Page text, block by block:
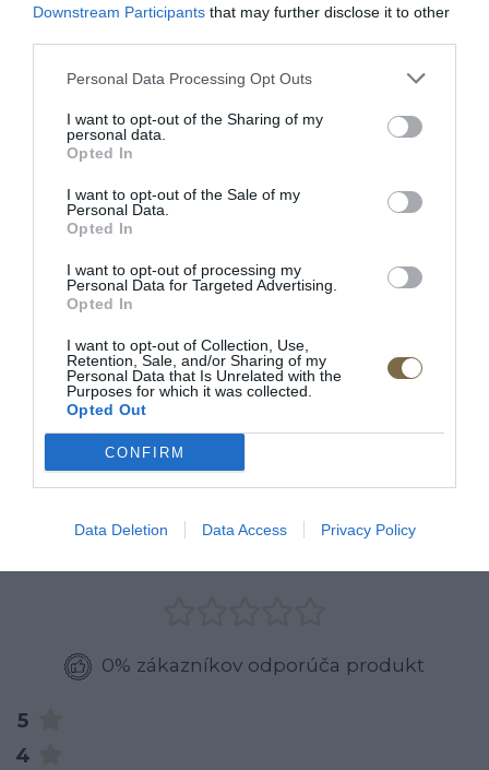
Downstream Participants that may further disclose it to other
Personal Data Processing Opt Outs
I want to opt-out of the Sharing of my
personal data.
Opted In
I want to opt-out of the Sale of my
Personal Data.
Opted In
I want to opt-out of processing my
Personal Data for Targeted Advertising.
Opted In
I want to opt-out of Collection, Use,
Retention, Sale, and/or Sharing of my
Personal Data that Is Unrelated with the
Purposes for which it was collected.
Opted Out
CONFIRM
Data Deletion Data Access Privacy Policy
POPIS PRODUKTU
Dĺžka:132cm
Šírka:22 cm
Výška: 22 cm
Doba dodania:;4-5 týždňov
Materiál:masívne drevo/ dyhovaná vrchná doska
Výrobca:MEBIN
RECENZIE
0
0% zákazníkov odporúča produkt
5
4